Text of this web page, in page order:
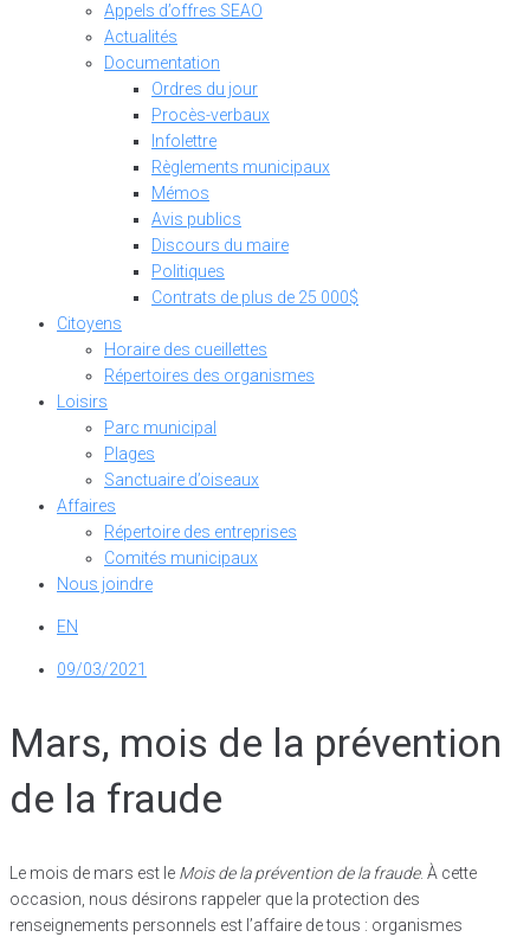
Appels d’offres SEAO
Actualités
Documentation
Ordres du jour
Procès-verbaux
Infolettre
Règlements municipaux
Mémos
Avis publics
Discours du maire
Politiques
Contrats de plus de 25 000$
Citoyens
Horaire des cueillettes
Répertoires des organismes
Loisirs
Parc municipal
Plages
Sanctuaire d’oiseaux
Affaires
Répertoire des entreprises
Comités municipaux
Nous joindre
EN
09/03/2021
Mars, mois de la prévention
de la fraude
Le mois de mars est le Mois de la prévention de la fraude. À cette
occasion, nous désirons rappeler que la protection des
renseignements personnels est l’affaire de tous : organismes